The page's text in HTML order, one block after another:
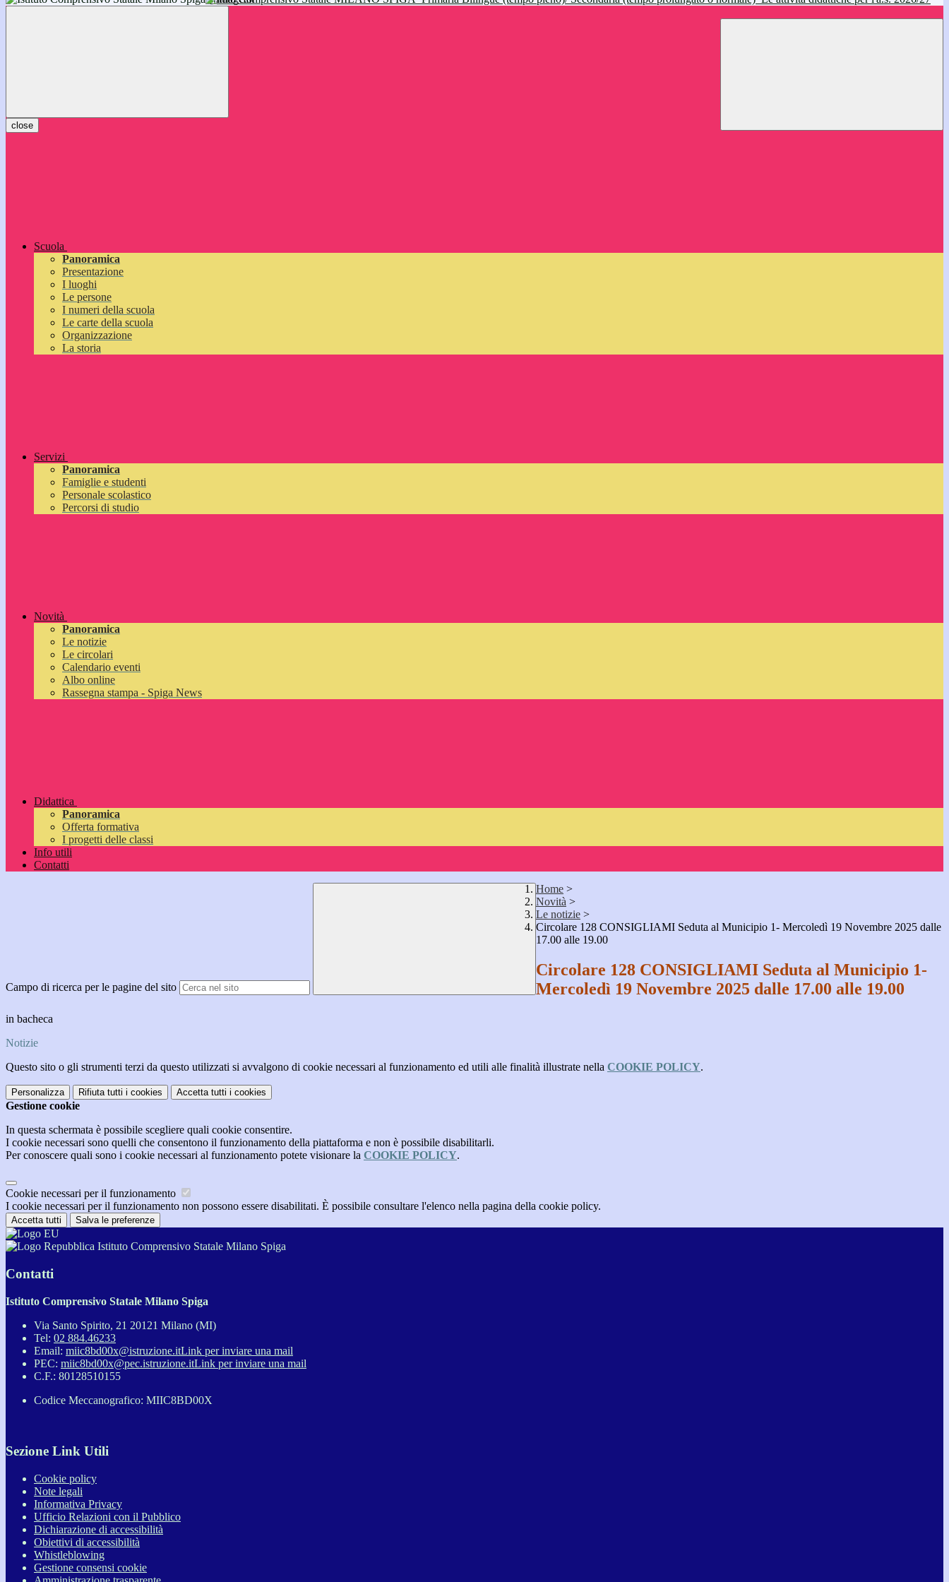
inizieranno il 14 settembre 2026: vi aspettiamo!
close
Scuola
Panoramica
Presentazione
I luoghi
Le persone
I numeri della scuola
Le carte della scuola
Organizzazione
La storia
Servizi
Panoramica
Famiglie e studenti
Personale scolastico
Percorsi di studio
Novità
Panoramica
Le notizie
Le circolari
Calendario eventi
Albo online
Rassegna stampa - Spiga News
Didattica
Panoramica
Offerta formativa
I progetti delle classi
Info utili
Contatti
Campo di ricerca per le pagine del sito
Home >
Novità >
Le notizie >
Circolare 128 CONSIGLIAMI Seduta al Municipio 1- Mercoledì 19 Novembre 2025 dalle
17.00 alle 19.00
Circolare 128 CONSIGLIAMI Seduta al Municipio 1-
Mercoledì 19 Novembre 2025 dalle 17.00 alle 19.00
in bacheca
Notizie
Questo sito o gli strumenti terzi da questo utilizzati si avvalgono di cookie necessari al funzionamento ed utili alle finalità illustrate nella COOKIE POLICY.
Personalizza Rifiuta tutti i cookies Accetta tutti i cookies
Gestione cookie
In questa schermata è possibile scegliere quali cookie consentire.
I cookie necessari sono quelli che consentono il funzionamento della piattaforma e non è possibile disabilitarli.
Per conoscere quali sono i cookie necessari al funzionamento potete visionare la COOKIE POLICY.
Cookie necessari per il funzionamento
I cookie necessari per il funzionamento non possono essere disabilitati. È possibile consultare l'elenco nella pagina della cookie policy.
Accetta tutti Salva le preferenze
Istituto Comprensivo Statale Milano Spiga
Contatti
Istituto Comprensivo Statale Milano Spiga
Via Santo Spirito, 21 20121 Milano (MI)
Tel: 02 884.46233
Email: miic8bd00x@istruzione.itLink per inviare una mail
PEC: miic8bd00x@pec.istruzione.itLink per inviare una mail
C.F.: 80128510155
Codice Meccanografico: MIIC8BD00X
Sezione Link Utili
Cookie policy
Note legali
Informativa Privacy
Ufficio Relazioni con il Pubblico
Dichiarazione di accessibilità
Obiettivi di accessibilità
Whistleblowing
Gestione consensi cookie